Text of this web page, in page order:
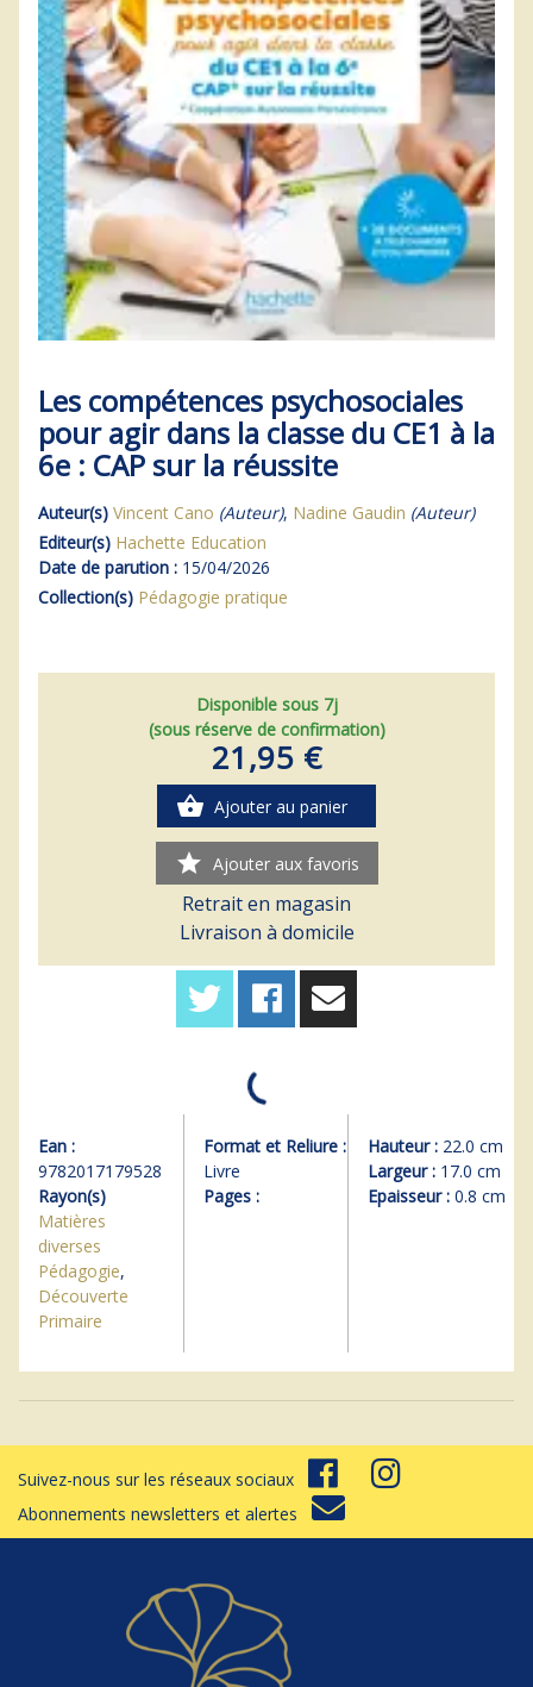
Les compétences psychosociales
pour agir dans la classe du CE1 à la
6e : CAP sur la réussite
Auteur(s) Vincent Cano (Auteur), Nadine Gaudin (Auteur)
Editeur(s) Hachette Education
Date de parution : 15/04/2026
Collection(s) Pédagogie pratique
Disponible sous 7j
(sous réserve de confirmation)
21,95 €
shopping_basket Ajouter au panier
star Ajouter aux favoris
Retrait en magasin
Livraison à domicile
Ean :
9782017179528
Rayon(s)
Matières
diverses
Pédagogie,
Découverte
Primaire
Format et Reliure :
Livre
Pages :
Hauteur : 22.0 cm
Largeur : 17.0 cm
Epaisseur : 0.8 cm
Suivez-nous sur les réseaux sociaux
Abonnements newsletters et alertes